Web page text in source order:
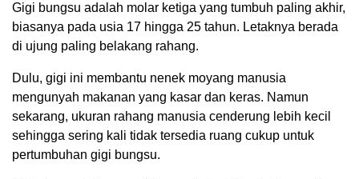
Gigi bungsu adalah molar ketiga yang tumbuh paling akhir,
biasanya pada usia 17 hingga 25 tahun. Letaknya berada
di ujung paling belakang rahang.
Dulu, gigi ini membantu nenek moyang manusia
mengunyah makanan yang kasar dan keras. Namun
sekarang, ukuran rahang manusia cenderung lebih kecil
sehingga sering kali tidak tersedia ruang cukup untuk
pertumbuhan gigi bungsu.